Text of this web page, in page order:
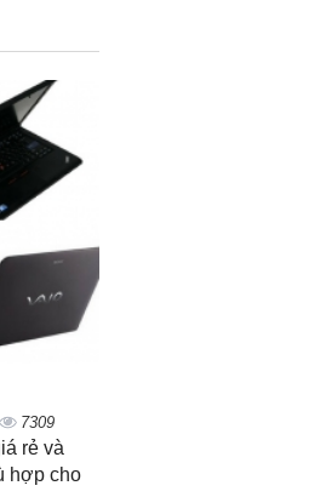
7309
rẻ và
hợp cho